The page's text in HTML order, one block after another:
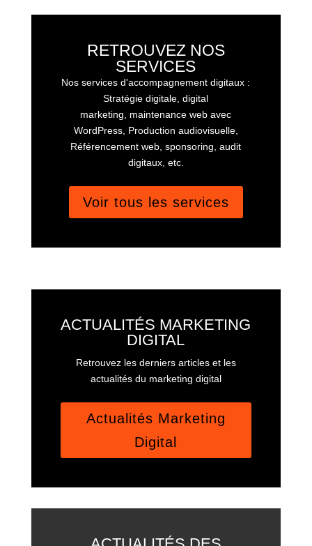
RETROUVEZ NOS
SERVICES
Nos services d'accompagnement digitaux :
Stratégie digitale, digital
marketing, maintenance web avec
WordPress, Production audiovisuelle,
Référencement web, sponsoring, audit
digitaux, etc.
Voir tous les services
ACTUALITÉS MARKETING
DIGITAL
Retrouvez les derniers articles et les
actualités du marketing digital
Actualités Marketing
Digital